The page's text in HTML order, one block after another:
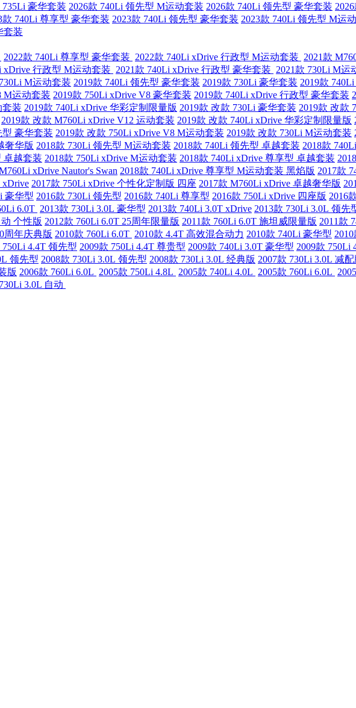
735Li 豪华套装 2026款 740Li 领先型 M运动套装 2026款 740Li 领先型 豪华套装
款 740Li 尊享型 豪华套装 2023款 740Li 领先型 豪华套装 2023款 740Li 领先型 M运
套装
2022款 740Li 尊享型 豪华套装 2022款 740Li xDrive 行政型 M运动套装 2021款
xDrive 行政型 M运动套装 2021款 740Li xDrive 行政型 豪华套装 2021款 730Li M运
M运动套装 2019款 740Li 领先型 豪华套装 2019款 730Li 豪华套装 2019款
M运动套装 2019款 750Li xDrive V8 豪华套装 2019款 740Li xDrive 行政型 豪华套装
套装 2019款 740Li xDrive 华彩定制限量版 2019款 改款 730Li 豪华套装 2019款 改款
2019款 改款 M760Li xDrive V12 运动套装 2019款 改款 740Li xDrive 华彩定制限量版
型 豪华套装 2019款 改款 750Li xDrive V8 M运动套装 2019款 改款 730Li M运动套装
奢华版 2018款 730Li 领先型 M运动套装 2018款 740Li 领先型 卓越套装 2018款
卓越套装 2018款 750Li xDrive M运动套装 2018款 740Li xDrive 尊享型 卓越套装
xDrive Nautor's Swan 2018款 740Li xDrive 尊享型 M运动套装 黑焰版 2017款
xDrive 2017款 750Li xDrive 个性化定制版 四座 2017款 M760Li xDrive 卓越奢华版
豪华型 2016款 730Li 领先型 2016款 740Li 尊享型 2016款 750Li xDrive 四座版 2016
6.0T 2013款 730Li 3.0L 豪华型 2013款 740Li 3.0T xDrive 2013款 730Li 3.0L 领先
个性版 2012款 760Li 6.0T 25周年限量版 2011款 760Li 6.0T 施坦威限量版 2011款
周年庆典版 2010款 760Li 6.0T 2010款 4.4T 高效混合动力 2010款 740Li 豪华型
750Li 4.4T 领先型 2009款 750Li 4.4T 尊贵型 2009款 740Li 3.0T 豪华型 2009款 750Li
领先型 2008款 730Li 3.0L 领先型 2008款 730Li 3.0L 经典版 2007款 730Li 3.0L 减配
版 2006款 760Li 6.0L 2005款 750Li 4.8L 2005款 740Li 4.0L 2005款 760Li 6.0L
3.0L 自动